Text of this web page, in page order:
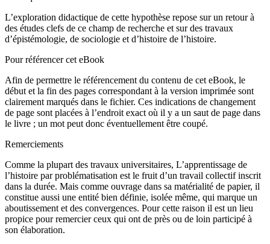
L’exploration didactique de cette hypothèse repose sur un retour à
des études clefs de ce champ de recherche et sur des travaux
d’épistémologie, de sociologie et d’histoire de l’histoire.
Pour référencer cet eBook
Afin de permettre le référencement du contenu de cet eBook, le
début et la fin des pages correspondant à la version imprimée sont
clairement marqués dans le fichier. Ces indications de changement
de page sont placées à l’endroit exact où il y a un saut de page dans
le livre ; un mot peut donc éventuellement être coupé.
Remerciements
Comme la plupart des travaux universitaires, L’apprentissage de
l’histoire par problématisation est le fruit d’un travail collectif inscrit
dans la durée. Mais comme ouvrage dans sa matérialité de papier, il
constitue aussi une entité bien définie, isolée même, qui marque un
aboutissement et des convergences. Pour cette raison il est un lieu
propice pour remercier ceux qui ont de près ou de loin participé à
son élaboration.